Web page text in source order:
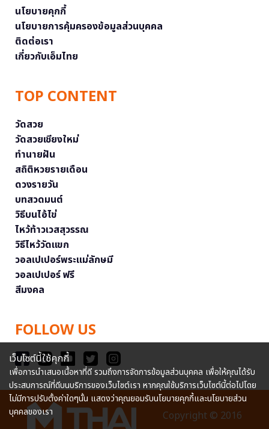
นโยบายคุกกี้
นโยบายการคุ้มครองข้อมูลส่วนบุคคล
ติดต่อเรา
เกี่ยวกับเอ็มไทย
TOP CONTENT
วัดสวย
วัดสวยเชียงใหม่
ทำนายฝัน
สถิติหวยรายเดือน
ดวงรายวัน
บทสวดมนต์
วิธีบนไอ้ไข่
ไหว้ท้าวเวสสุวรรณ
วิธีไหว้วัดแขก
วอลเปเปอร์พระแม่ลักษมี
วอลเปเปอร์ ฟรี
สีมงคล
FOLLOW US
Copyright © 2016
เว็บไซต์นี้ใช้คุกกี้
เพื่อการนำเสนอเนื้อหาที่ดี รวมถึงการจัดการข้อมูลส่วนบุคคล เพื่อให้คุณได้รับ
ประสบการณ์ที่ดีบนบริการของเว็บไซต์เรา หากคุณใช้บริการเว็บไซต์นี้ต่อไปโดย
ไม่มีการปรับตั้งค่าใดๆนั้น แสดงว่าคุณยอมรับนโยบายคุกกี้และนโยบายส่วน
บุคคลของเรา